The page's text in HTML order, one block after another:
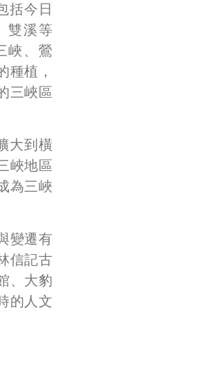
括今日
雙溪等
峽、鶯
種植，
三峽區
大到橫
峽地區
為三峽
變遷有
信記古
、大豹
的人文